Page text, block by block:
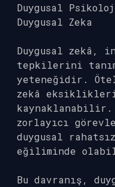
Duygusal
Duygusal Zeka
Duygusal zekâ,
tepkilerini
yeteneğidir.
zekâ
zorlayıcı
duygusal
eğiliminde
Bu davranış,